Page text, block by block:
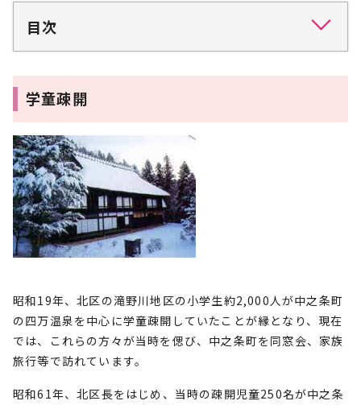
目次
学童疎開
昭和19年、北区の滝野川地区の小学生約2,000人が中之条町
の四万温泉を中心に学童疎開していたことが縁となり、現在
では、これらの方々が当時を偲び、中之条町を同窓会、家族
旅行等で訪れています。
昭和61年、北区長をはじめ、当時の疎開児童250名が中之条